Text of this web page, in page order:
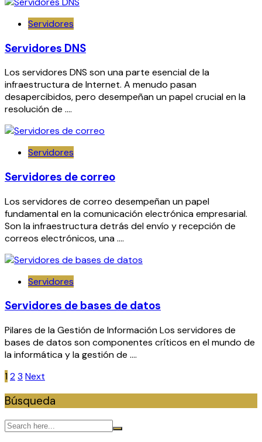
Servidores
Servidores DNS
Los servidores DNS son una parte esencial de la
infraestructura de Internet. A menudo pasan
desapercibidos, pero desempeñan un papel crucial en la
resolución de ….
Servidores
Servidores de correo
Los servidores de correo desempeñan un papel
fundamental en la comunicación electrónica empresarial.
Son la infraestructura detrás del envío y recepción de
correos electrónicos, una ….
Servidores
Servidores de bases de datos
Pilares de la Gestión de Información Los servidores de
bases de datos son componentes críticos en el mundo de
la informática y la gestión de ….
Paginación
de
1 23 Next
Búsqueda